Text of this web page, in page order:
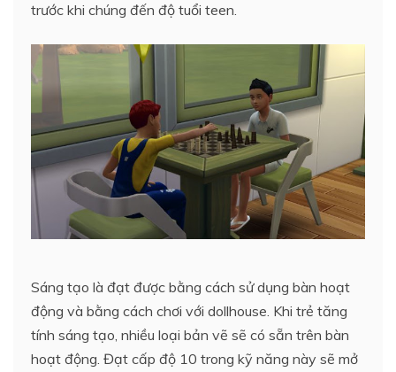
trước khi chúng đến độ tuổi teen.
Sáng tạo là đạt được bằng cách sử dụng bàn hoạt
động và bằng cách chơi với dollhouse. Khi trẻ tăng
tính sáng tạo, nhiều loại bản vẽ sẽ có sẵn trên bàn
hoạt động. Đạt cấp độ 10 trong kỹ năng này sẽ mở